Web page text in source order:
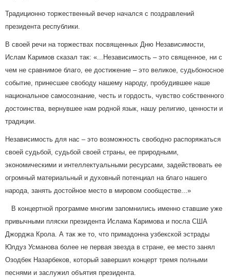
Традиционно торжественный вечер начался с поздравлений
президента республики.
В своей речи на торжествах посвященных Дню Независимости,
Ислам Каримов сказал так: «...Независимость – это священное, ни с
чем не сравнимое благо, ее достижение – это великое, судьбоносное
событие, принесшее свободу нашему народу, пробудившее наше
национальное самосознание, честь и гордость, чувство собственного
достоинства, вернувшее нам родной язык, нашу религию, ценности и
традиции.
Независимость для нас – это возможность свободно распоряжаться
своей судьбой, судьбой своей страны, ее природными,
экономическими и интеллектуальными ресурсами, задействовать ее
огромный материальный и духовный потенциал на благо нашего
народа, занять достойное место в мировом сообществе...»
В концертной программе многим запомнились именно ставшие уже
привычными пляски президента Ислама Каримова и посла США
Джорджа Крола. А так же то, что примадонна узбекской эстрады
Юлдуз Усманова более не первая звезда в стране, ее место занял
Озодбек Назарбеков, который завершил концерт тремя полными
песнями и заслужил объятия президента.